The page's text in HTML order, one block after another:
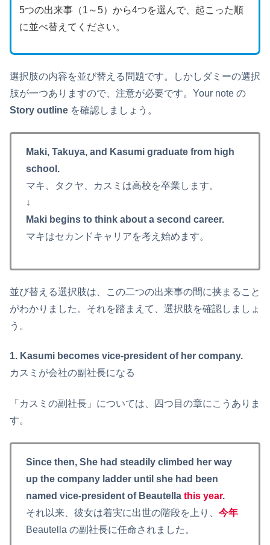
5つの出来事（1～5）から4つを選んで、起こった順
に並べ替えてください。
選択肢の内容を並び替える問題です。しかしダミーの選択
肢が一つありますので、注意が必要です。Your note の
Story outline を確認しましょう。
Maki, Takuya, and Kasumi graduate from high
school.
マキ、タクヤ、カスミは高校を卒業します。
↓
Maki begins to think about a second career.
マキはセカンドキャリアを考え始めます。
並び替える選択肢は、この二つの出来事の間に挟まること
がわかりました。それを踏まえて、選択肢を確認しましょ
う。
1. Kasumi becomes vice-president of her company.
カスミが会社の副社長になる
「カスミの副社長」については、四つ目の章にこうありま
す。
Since then, She had steadily climbed her way
up the company ladder until she had been
named vice-president of Beautella this year.
それ以来、彼女は着実に出世の階段を上り、 今年
Beautella の副社長に任命されました。